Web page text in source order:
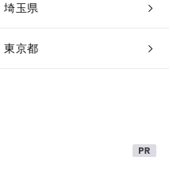
埼玉県
東京都